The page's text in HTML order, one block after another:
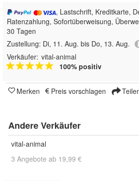
, Lastschrift, Kreditkarte,
Ratenzahlung, Sofortüberweisung,
30 Tagen
Zustellung: Di, 11. Aug. bis Do, 13. Aug.
Verkäufer: vital-animal
100% positiv
Merken Preis vorschlagen
Andere Verkäufer
vital-animal
3 Angebote ab 19,99 €